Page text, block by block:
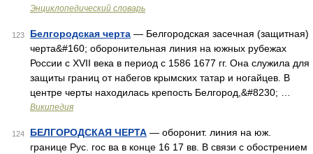
Энциклопедический словарь
123 Белгородская черта — Белгородская засечная (защитная)
черта&#160; оборонительная линия на южных рубежах
России с XVII века в период с 1586 1677 гг. Она служила для
защиты границ от набегов крымских татар и ногайцев. В
центре черты находилась крепость Белгород,&#8230; …
Википедия
124 БЕЛГОРОДСКАЯ ЧЕРТА — оборонит. линия на юж.
границе Рус. гос ва в конце 16 17 вв. В связи с обострением